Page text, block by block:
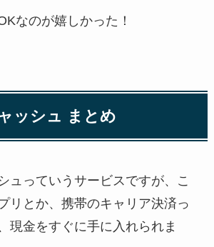
なのが嬉しかった！
ッシュ まとめ
ュっていうサービスですが、こ
リとか、携帯のキャリア決済っ
現金をすぐに手に入れられま